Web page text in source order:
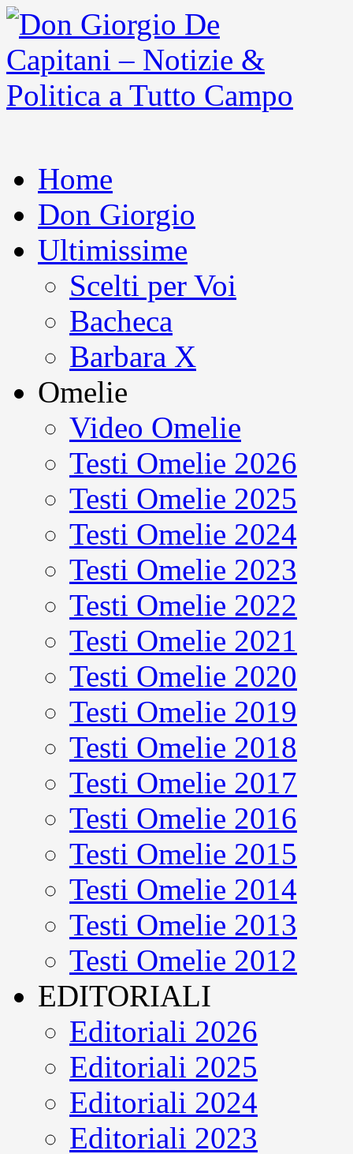
Home
Don Giorgio
Ultimissime
Scelti per Voi
Bacheca
Barbara X
Omelie
Video Omelie
Testi Omelie 2026
Testi Omelie 2025
Testi Omelie 2024
Testi Omelie 2023
Testi Omelie 2022
Testi Omelie 2021
Testi Omelie 2020
Testi Omelie 2019
Testi Omelie 2018
Testi Omelie 2017
Testi Omelie 2016
Testi Omelie 2015
Testi Omelie 2014
Testi Omelie 2013
Testi Omelie 2012
EDITORIALI
Editoriali 2026
Editoriali 2025
Editoriali 2024
Editoriali 2023